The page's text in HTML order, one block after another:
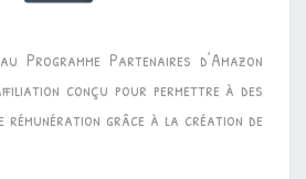
Programme Partenaires d’Amazon
conçu pour permettre à des
rémunération grâce à la création de